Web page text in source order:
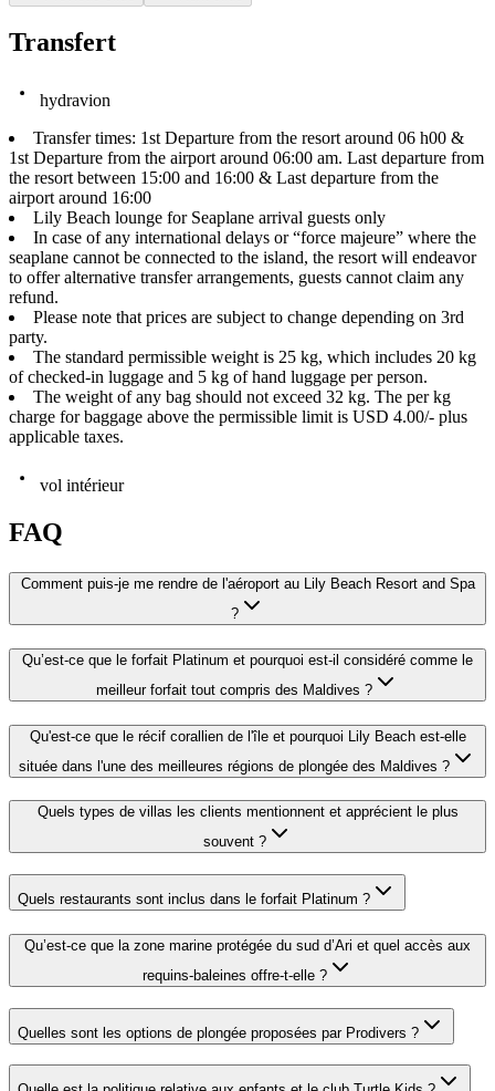
Transfert
hydravion
Transfer times: 1st Departure from the resort around 06 h00 &
1st Departure from the airport around 06:00 am. Last departure from
the resort between 15:00 and 16:00 & Last departure from the
airport around 16:00
Lily Beach lounge for Seaplane arrival guests only
In case of any international delays or “force majeure” where the
seaplane cannot be connected to the island, the resort will endeavor
to offer alternative transfer arrangements, guests cannot claim any
refund.
Please note that prices are subject to change depending on 3rd
party.
The standard permissible weight is 25 kg, which includes 20 kg
of checked-in luggage and 5 kg of hand luggage per person.
The weight of any bag should not exceed 32 kg. The per kg
charge for baggage above the permissible limit is USD 4.00/- plus
applicable taxes.
vol intérieur
FAQ
Comment puis-je me rendre de l'aéroport au Lily Beach Resort and Spa
?
Qu’est-ce que le forfait Platinum et pourquoi est-il considéré comme le
meilleur forfait tout compris des Maldives ?
Qu'est-ce que le récif corallien de l'île et pourquoi Lily Beach est-elle
située dans l'une des meilleures régions de plongée des Maldives ?
Quels types de villas les clients mentionnent et apprécient le plus
souvent ?
Quels restaurants sont inclus dans le forfait Platinum ?
Qu’est-ce que la zone marine protégée du sud d’Ari et quel accès aux
requins-baleines offre-t-elle ?
Quelles sont les options de plongée proposées par Prodivers ?